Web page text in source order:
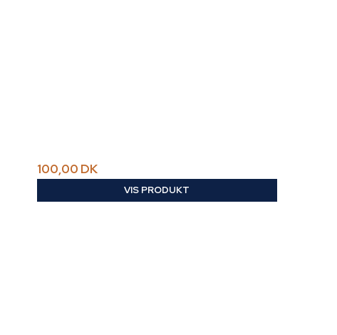
100,00 DK
VIS PRODUKT